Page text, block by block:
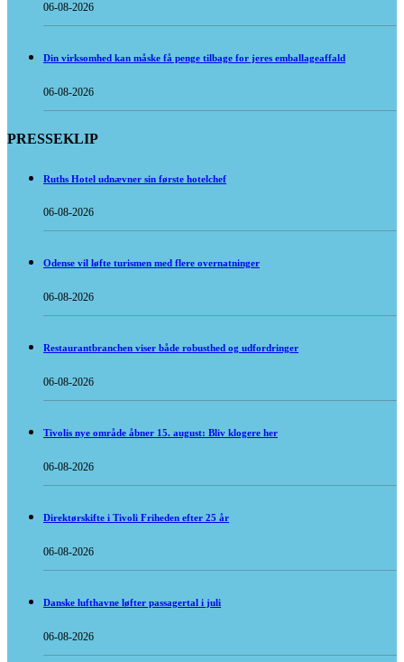
06-08-2026
Din virksomhed kan måske få penge tilbage for jeres emballageaffald
06-08-2026
PRESSEKLIP
Ruths Hotel udnævner sin første hotelchef
06-08-2026
Odense vil løfte turismen med flere overnatninger
06-08-2026
Restaurantbranchen viser både robusthed og udfordringer
06-08-2026
Tivolis nye område åbner 15. august: Bliv klogere her
06-08-2026
Direktørskifte i Tivoli Friheden efter 25 år
06-08-2026
Danske lufthavne løfter passagertal i juli
06-08-2026